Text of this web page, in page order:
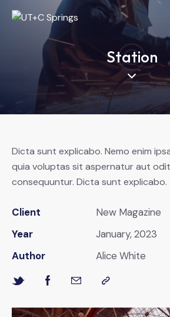
Station
Dicta sunt explicabo. Nemo enim
quia voluptas sit aspernatur aut
consequuntur. Dicta sunt explicabo.
Client
New Magazine
Year
January, 2023
Author
Alice White